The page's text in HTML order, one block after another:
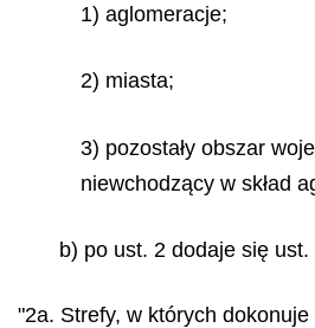
1) aglomeracje;
2) miasta;
3) pozostały obszar
niewchodzący w skład
b) po ust. 2 dodaje się
"2a. Strefy, w których